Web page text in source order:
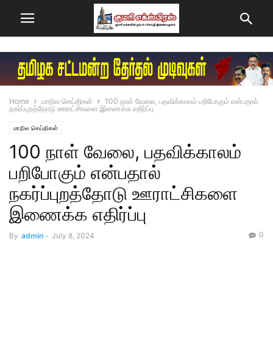
Home மாநில செய்திகள்
100 நாள் வேலை, பதவிக்காலம் பறிபோகும் என்பதால்
நகர்ப்புறத்தோடு ஊராட்சிகளை இணைக்க எதிர்ப்பு
மாநில செய்திகள்
100 நாள் வேலை, பதவிக்காலம்
பறிபோகும் என்பதால்
நகர்ப்புறத்தோடு ஊராட்சிகளை
இணைக்க எதிர்ப்பு
By admin - July 8, 2024 0